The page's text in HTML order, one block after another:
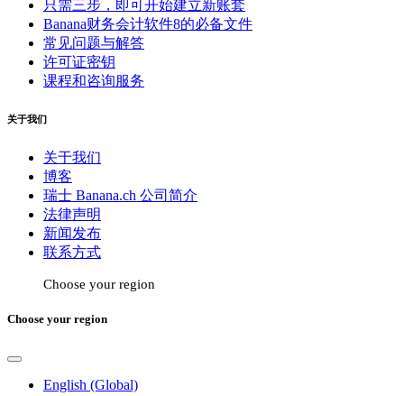
只需三步，即可开始建立新账套
Banana财务会计软件8的必备文件
常见问题与解答
许可证密钥
课程和咨询服务
关于我们
关于我们
博客
瑞士 Banana.ch 公司简介
法律声明
新闻发布
联系方式
Choose your region
Choose your region
English (Global)